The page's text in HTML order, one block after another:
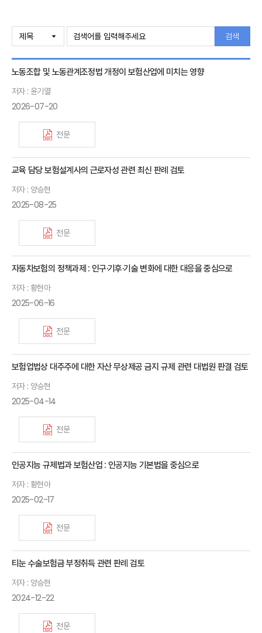
검색
노동조합 및 노동관계조정법 개정이 보험산업에 미치는 영향
저자 : 윤기열
2026-07-20
전문
교육 담당 보험설계사의 근로자성 관련 최신 판례 검토
저자 : 양승현
2025-08-25
전문
자동차보험의 정책과제 : 인구·기후·기술 변화에 대한 대응을 중심으로
저자 : 황현아
2025-06-16
전문
보험업법상 대주주에 대한 자산 무상제공 금지 규제 관련 대법원 판결 검토
저자 : 양승현
2025-04-14
전문
인공지능 규제법과 보험산업 : 인공지능 기본법을 중심으로
저자 : 황현아
2025-02-17
전문
티눈 수술보험금 부정취득 관련 판례 검토
저자 : 양승현
2024-12-22
전문